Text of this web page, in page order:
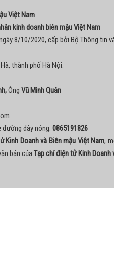
Việt Nam
kinh doanh biên mậu Việt Nam
8/10/2020, cấp bởi Bộ Thông tin
thành phố Hà Nội.
Ông Vũ Minh Quân
dây nóng: 0865191826
Kinh Doanh và Biên mậu Việt Nam,
bản củaTạp chí điện tử Kinh Doanh